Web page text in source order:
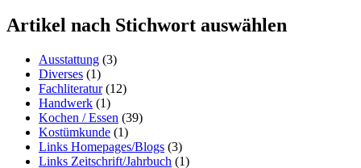
Artikel nach Stichwort auswählen
Ausstattung (3)
Diverses (1)
Fachliteratur(12)
Handwerk (1)
Kochen / Essen (39)
Kostümkunde (1)
Links Homepages/Blogs (3)
Links Zeitschrift/Jahrbuch (1)